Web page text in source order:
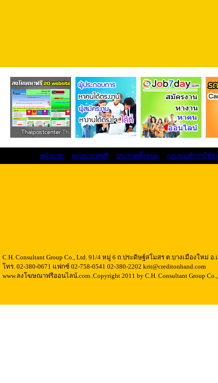
หน้าแรก ลงประกาศฟรี ประกาศทั้งหมด กฏเกณฑ์การใช้ง
C.H. Consultant Group Co., Ltd. 91/4 หมู่ 6 ถ.ประดิษฐ์สโมสร ต.บางเมืองใหม่ อ
โทร. 02-380-0671 แฟกซ์ 02-758-0541 02-380-2202 krit@creditonhand.com
www.ลงโฆษณาฟรีออนไลน์.com..Copyright 2011 by C.H. Consultant Group